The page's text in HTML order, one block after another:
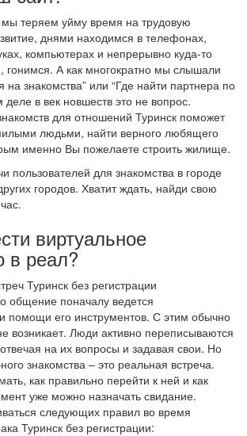
теряем уйму время на трудовую
днями находимся в телефонах,
компьютерах и непрерывно куда-то
гонимся. А как многократно мы слышали
знакомства” или “Где найти партнера по
в век новшеств это не вопрос.
для отношений Туринск поможет
людьми, найти верного любящего
именно Вы пожелаете строить жилище.
пользователей для знакомства в городе
городов. Хватит ждать, найди свою
виртуальное
в реал?
Туринск без регистрации
общение поначалу ведется
помощи его инструментов. С этим обычно
возникает. Люди активно переписываются
на их вопросы и задавая свои. Но
знакомства – это реальная встреча.
как правильно перейти к ней и как
уже можно назначать свидание.
следующих правил во время
Туринск без регистрации: